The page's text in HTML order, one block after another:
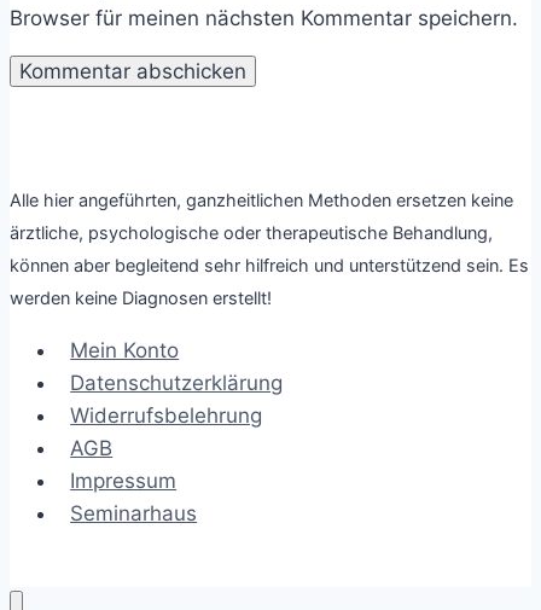
Browser für meinen nächsten Kommentar speichern.
Alle hier angeführten, ganzheitlichen Methoden ersetzen keine
ärztliche, psychologische oder therapeutische Behandlung,
können aber begleitend sehr hilfreich und unterstützend sein. Es
werden keine Diagnosen erstellt!
Mein Konto
Datenschutzerklärung
Widerrufsbelehrung
AGB
Impressum
Seminarhaus